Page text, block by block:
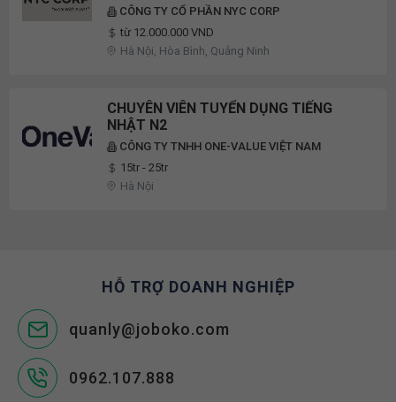
CÔNG TY CỔ PHẦN NYC CORP
từ 12.000.000 VND
Hà Nội, Hòa Bình, Quảng Ninh
CHUYÊN VIÊN TUYỂN DỤNG TIẾNG
NHẬT N2
CÔNG TY TNHH ONE-VALUE VIỆT NAM
15tr - 25tr
Hà Nội
HỖ TRỢ DOANH NGHIỆP
quanly@joboko.com
0962.107.888